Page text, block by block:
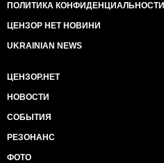
ПОЛИТИКА КОНФИДЕНЦИАЛЬНОСТИ
ЦЕНЗОР НЕТ НОВИНИ
UKRAINIAN NEWS
ЦЕНЗОР.НЕТ
НОВОСТИ
СОБЫТИЯ
РЕЗОНАНС
ФОТО